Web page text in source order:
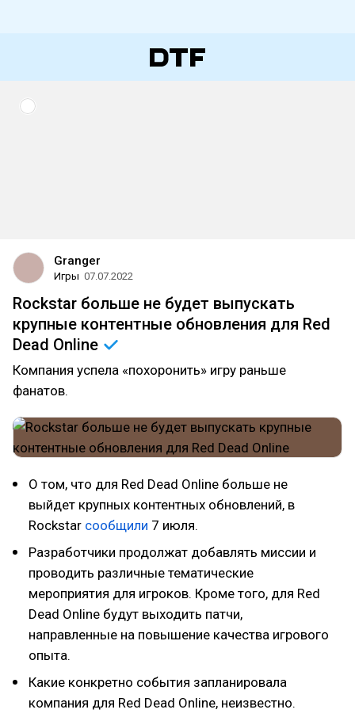
Granger
Игры 07.07.2022
Rockstar больше не будет выпускать
крупные контентные обновления для Red
Dead Online
Компания успела «похоронить» игру раньше
фанатов.
О том, что для Red Dead Online больше не
выйдет крупных контентных обновлений, в
Rockstar сообщили 7 июля.
Разработчики продолжат добавлять миссии и
проводить различные тематические
мероприятия для игроков. Кроме того, для Red
Dead Online будут выходить патчи,
направленные на повышение качества игрового
опыта.
Какие конкретно события запланировала
компания для Red Dead Online, неизвестно.